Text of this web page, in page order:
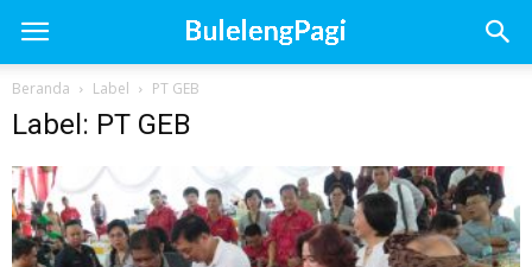
Beranda Label PT GEB
Label: PT GEB